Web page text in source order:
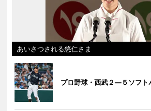
あいさつされる悠仁さま
プロ野球・西武２―５ソフト